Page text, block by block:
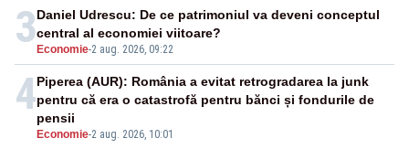
3 Economie-2 aug. 2026, 09:22
Daniel Udrescu: De ce patrimoniul va deveni conceptul
central al economiei viitoare?
4
Economie-2 aug. 2026, 10:01
Piperea (AUR): România a evitat retrogradarea la junk
pentru că era o catastrofă pentru bănci și fondurile de
pensii